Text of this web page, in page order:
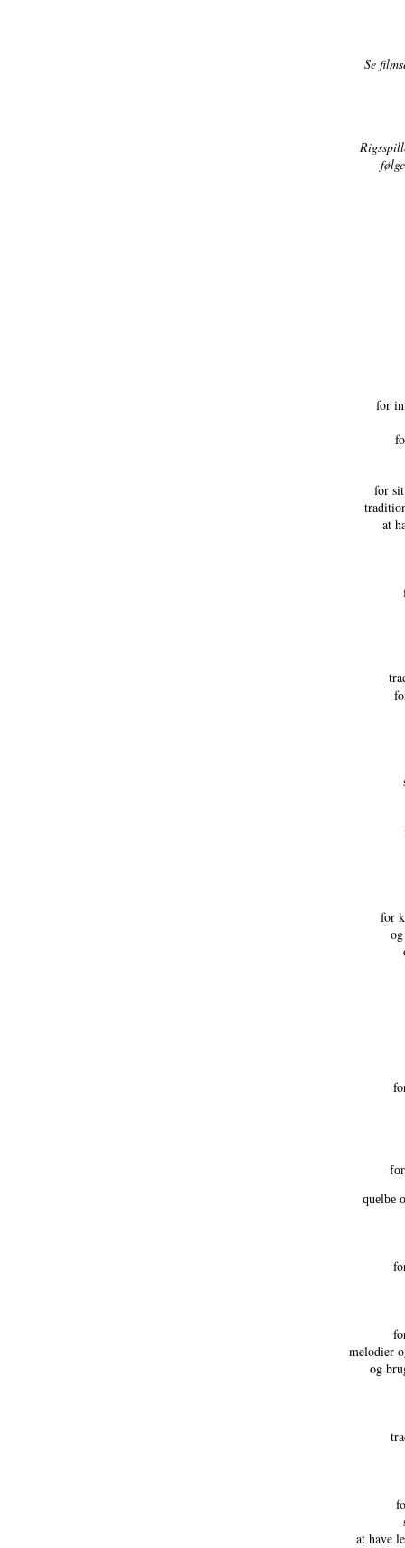
Se
for
for
at
for
quelbe
melodier
og
at have